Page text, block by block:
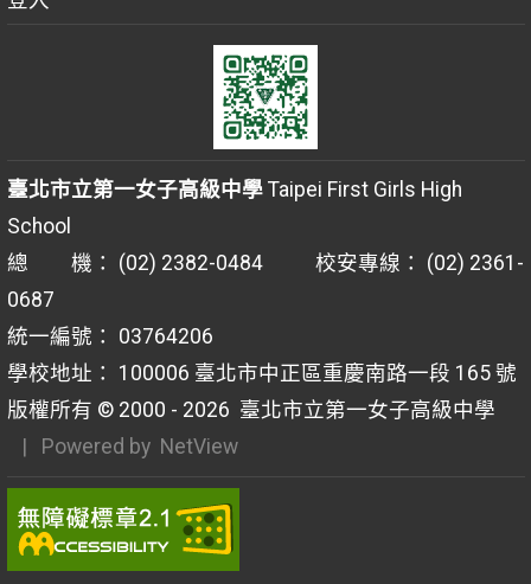
臺北市立第一女子高級中學Taipei First Girls High
School
總 機： (02) 2382-0484 校安專線： (02) 2361-
0687
統一編號： 03764206
學校地址： 100006 臺北市中正區重慶南路一段 165 號
版權所有 © 2000 - 2026 臺北市立第一女子高級中學
| Powered by NetView